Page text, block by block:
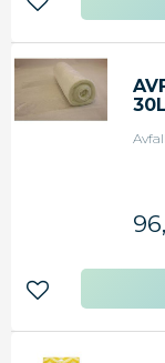
Lägg till i
Lägg till i